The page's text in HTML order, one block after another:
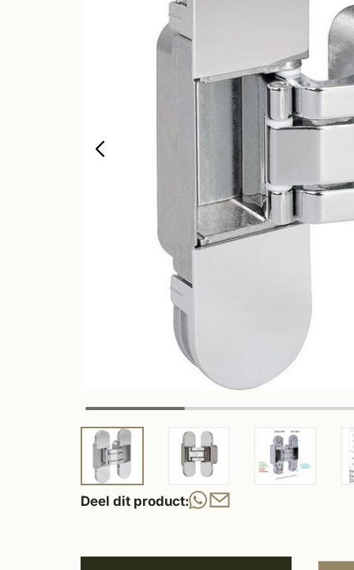
Deel dit product: